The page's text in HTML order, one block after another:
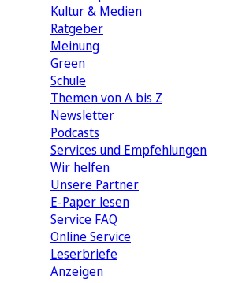
Kultur & Medien
Ratgeber
Meinung
Green
Schule
Themen von A bis Z
Newsletter
Podcasts
Services und Empfehlungen
Wir helfen
Unsere Partner
E-Paper lesen
Service FAQ
Online Service
Leserbriefe
Anzeigen